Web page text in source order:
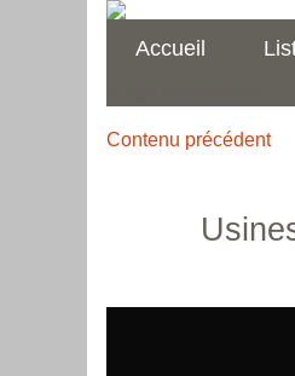
Accueil
Contenu précédent